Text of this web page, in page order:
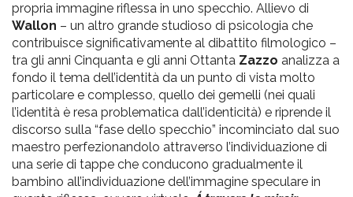
propria immagine riflessa in uno specchio. Allievo di
Wallon – un altro grande studioso di psicologia che
contribuisce significativamente al dibattito filmologico –
tra gli anni Cinquanta e gli anni Ottanta Zazzo analizza a
fondo il tema dell’identità da un punto di vista molto
particolare e complesso, quello dei gemelli (nei quali
l’identità è resa problematica dall’identicità) e riprende il
discorso sulla “fase dello specchio” incominciato dal suo
maestro perfezionandolo attraverso l’individuazione di
una serie di tappe che conducono gradualmente il
bambino all’individuazione dell’immagine speculare in